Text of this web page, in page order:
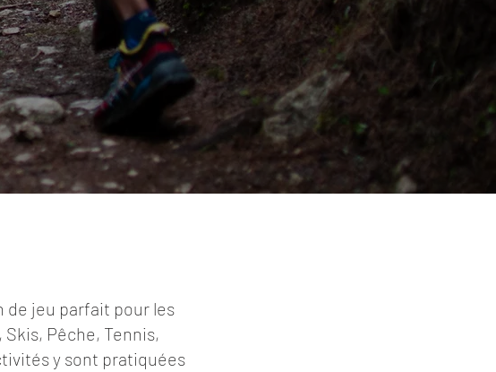
de jeu parfait pour les
Pêche, Tennis,
y sont pratiquées